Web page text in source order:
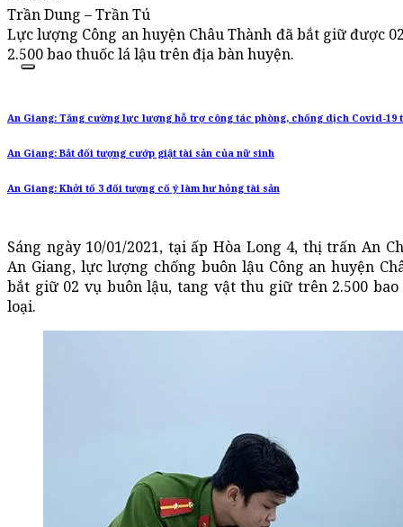
Trần Dung – Trần Tú
Lực lượng Công an huyện Châu Thành đã bắt giữ được
2.500 bao thuốc lá lậu trên địa bàn huyện.
An Giang: Tăng cường lực lượng hỗ trợ công tác phòng, chống dịch Covid-19
An Giang: Bắt đối tượng cướp giật tài sản của nữ sinh
An Giang: Khởi tố 3 đối tượng cố ý làm hư hỏng tài sản
Sáng ngày 10/01/2021, tại ấp Hòa Long 4, thị trấn An
An Giang, lực lượng chống buôn lậu Công an huyện
bắt giữ 02 vụ buôn lậu, tang vật thu giữ trên 2.500
loại.